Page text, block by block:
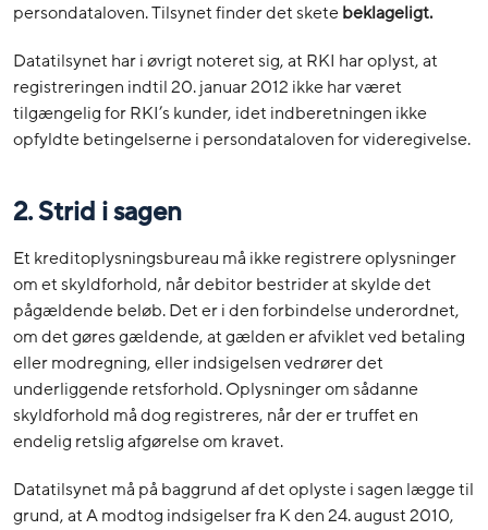
persondataloven. Tilsynet finder det sketebeklageligt.
Datatilsynet har i øvrigt noteret sig, at RKI har oplyst, at
registreringen indtil 20. januar 2012 ikke har været
tilgængelig for RKI’s kunder, idet indberetningen ikke
opfyldte betingelserne i persondataloven for videregivelse.
2. Strid i sagen
Et kreditoplysningsbureau må ikke registrere oplysninger
om et skyldforhold, når debitor bestrider at skylde det
pågældende beløb. Det er i den forbindelse underordnet,
om det gøres gældende, at gælden er afviklet ved betaling
eller modregning, eller indsigelsen vedrører det
underliggende retsforhold. Oplysninger om sådanne
skyldforhold må dog registreres, når der er truffet en
endelig retslig afgørelse om kravet.
Datatilsynet må på baggrund af det oplyste i sagen lægge til
grund, at A modtog indsigelser fra K den 24. august 2010,